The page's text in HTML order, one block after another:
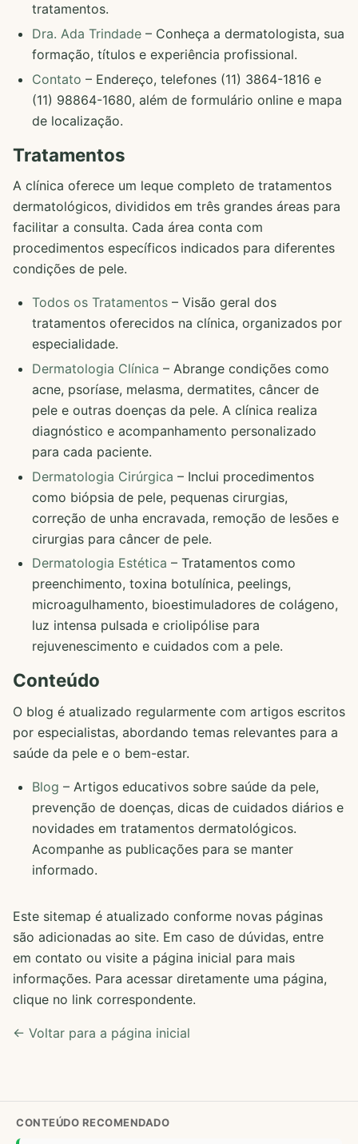
tratamentos.
Dra. Ada Trindade – Conheça a dermatologista, sua
formação, títulos e experiência profissional.
Contato – Endereço, telefones (11) 3864-1816 e
(11) 98864-1680, além de formulário online e mapa
de localização.
Tratamentos
A clínica oferece um leque completo de tratamentos
dermatológicos, divididos em três grandes áreas para
facilitar a consulta. Cada área conta com
procedimentos específicos indicados para diferentes
condições de pele.
Todos os Tratamentos – Visão geral dos
tratamentos oferecidos na clínica, organizados por
especialidade.
Dermatologia Clínica – Abrange condições como
acne, psoríase, melasma, dermatites, câncer de
pele e outras doenças da pele. A clínica realiza
diagnóstico e acompanhamento personalizado
para cada paciente.
Dermatologia Cirúrgica – Inclui procedimentos
como biópsia de pele, pequenas cirurgias,
correção de unha encravada, remoção de lesões e
cirurgias para câncer de pele.
Dermatologia Estética – Tratamentos como
preenchimento, toxina botulínica, peelings,
microagulhamento, bioestimuladores de colágeno,
luz intensa pulsada e criolipólise para
rejuvenescimento e cuidados com a pele.
Conteúdo
O blog é atualizado regularmente com artigos escritos
por especialistas, abordando temas relevantes para a
saúde da pele e o bem-estar.
Blog – Artigos educativos sobre saúde da pele,
prevenção de doenças, dicas de cuidados diários e
novidades em tratamentos dermatológicos.
Acompanhe as publicações para se manter
informado.
Este sitemap é atualizado conforme novas páginas
são adicionadas ao site. Em caso de dúvidas, entre
em contato ou visite a página inicial para mais
informações. Para acessar diretamente uma página,
clique no link correspondente.
← Voltar para a página inicial
CONTEÚDO RECOMENDADO